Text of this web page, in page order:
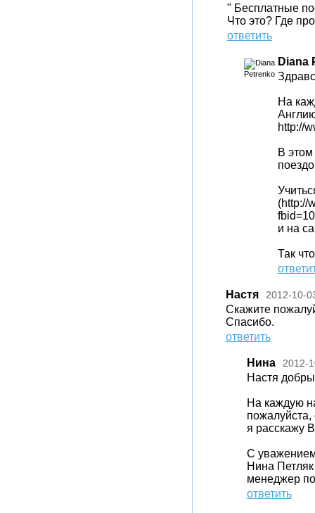
" Беcплатные
Что это? Где
ответить
Diana
На
http://
В
(http://
и на
Так
Настя 2012-10-
Скажите
Спасибо.
ответить
Нина 2012-
Настя
На каждую
я расскажу
С
Нина Петляк
менеджер
ответить